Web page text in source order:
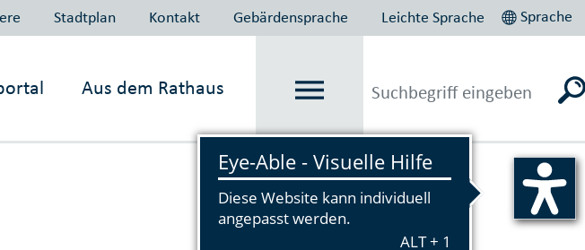
Stadtplan Kontakt Gebärdensprache Leichte Sprache Sprache
Aus dem Rathaus
Vorlesen